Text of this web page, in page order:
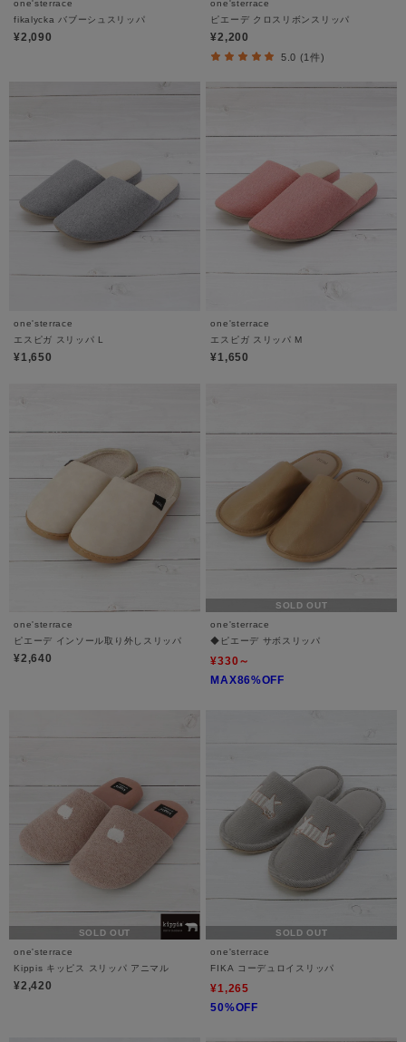
one'sterrace
fikalycka バブーシュスリッパ
¥2,090
one'sterrace
ピエーデ クロスリボンスリッパ
¥2,200
5.0 (1件)
one'sterrace
エスピガ スリッパ L
¥1,650
one'sterrace
エスピガ スリッパ M
¥1,650
one'sterrace
ピエーデ インソール取り外しスリッパ
¥2,640
SOLD OUT
one'sterrace
◆ピエーデ サボスリッパ
¥330～
MAX86%OFF
SOLD OUT
one'sterrace
Kippis キッピス スリッパ アニマル
¥2,420
SOLD OUT
one'sterrace
FIKA コーデュロイスリッパ
¥1,265
50%OFF